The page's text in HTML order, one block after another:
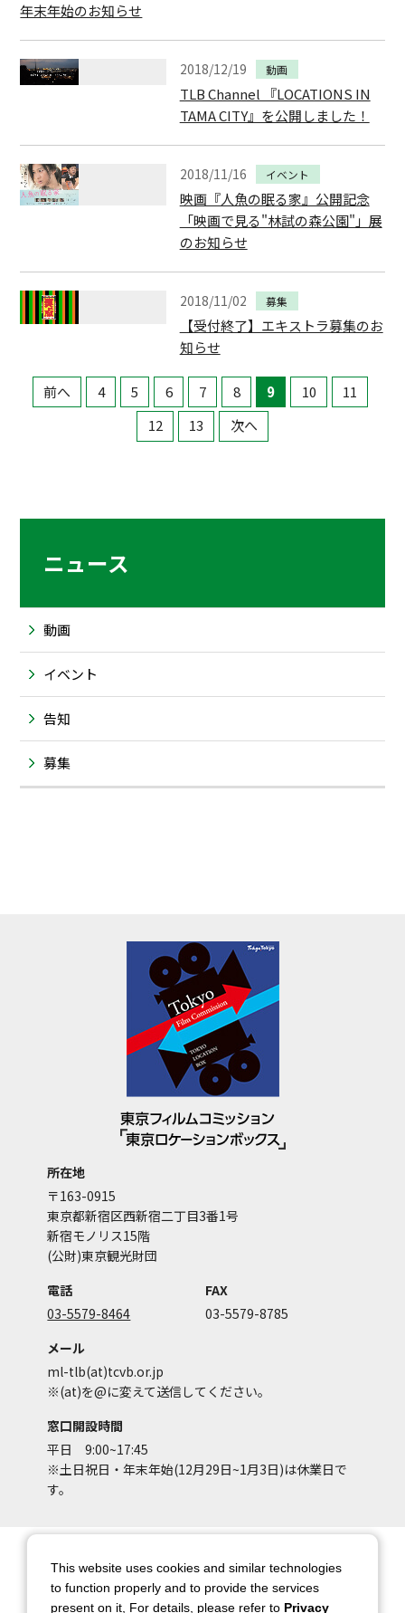
年末年始のお知らせ
2018/12/19 動画
TLB Channel 『LOCATIONS IN
TAMA CITY』を公開しました！
2018/11/16 イベント
映画『人魚の眠る家』公開記念
「映画で見る"林試の森公園"」展
のお知らせ
2018/11/02 募集
【受付終了】エキストラ募集のお
知らせ
前へ 4 5 6 7 8 9 10
11
12
13 次へ
ニュース
動画
イベント
告知
募集
所在地
〒163-0915
東京都新宿区西新宿二丁目3番1号
新宿モノリス15階
(公財)東京観光財団
電話
03-5579-8464
FAX
03-5579-8785
メール
ml-tlb(at)tcvb.or.jp
※(at)を@に変えて送信してください。
窓口開設時間
平日 9:00~17:45
※土日祝日・年末年始(12月29日~1月3日)は休業日で
す。
アカウントポリシー
個人情報保護方針
著作権について
お問い合わせ
This website uses cookies and similar technologies
to function properly and to provide the services
present on it, For details, please refer to Privacy